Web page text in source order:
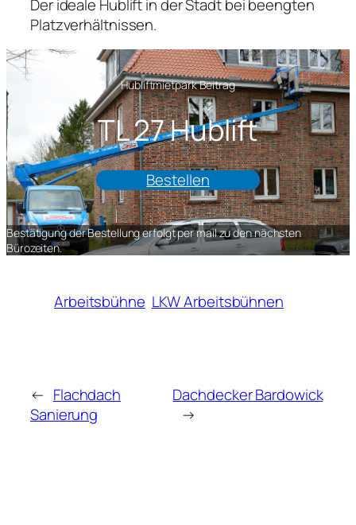
Der ideale Hublift in der Stadt bei beengten
Platzverhältnissen.
Hubliftmietpark Beitrag
TL 27 Hublift
Bestellen
Bestätigung der Bestellung erfolgt per mail zu den nächsten
Bürozeiten.
Arbeitsbühne LKW Arbeitsbühnen
← Flachdach
Sanierung
Dachdecker Bardowick
→